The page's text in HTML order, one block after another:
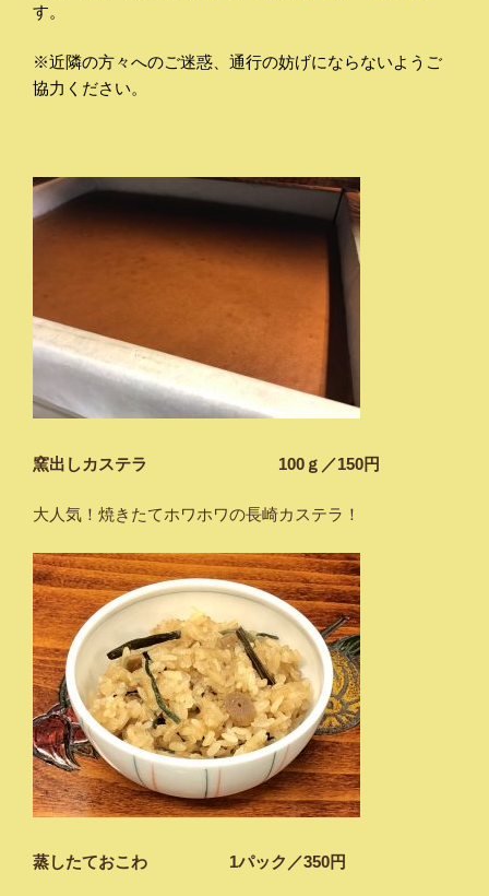
す。
※近隣の方々へのご迷惑、通行の妨げにならないようご
協力ください。
窯出しカステラ 100ｇ／150円
大人気！焼きたてホワホワの長崎カステラ！
蒸したておこわ 1パック／350円